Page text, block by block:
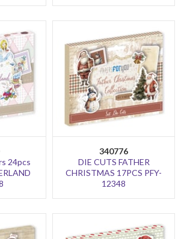
24pcs
340776
DIE CUTS FATHER
CHRISTMAS 17PCS PFY-
12348